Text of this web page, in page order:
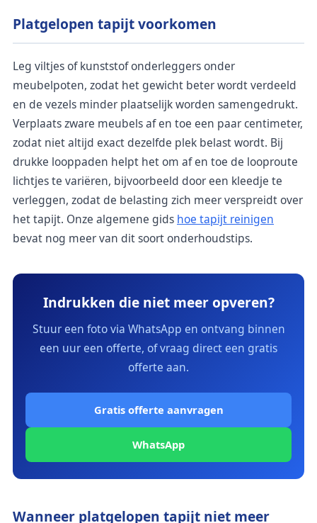
Platgelopen tapijt voorkomen
Leg viltjes of kunststof onderleggers onder
meubelpoten, zodat het gewicht beter wordt verdeeld
en de vezels minder plaatselijk worden samengedrukt.
Verplaats zware meubels af en toe een paar centimeter,
zodat niet altijd exact dezelfde plek belast wordt. Bij
drukke looppaden helpt het om af en toe de looproute
lichtjes te variëren, bijvoorbeeld door een kleedje te
verleggen, zodat de belasting zich meer verspreidt over
het tapijt. Onze algemene gids hoe tapijt reinigen
bevat nog meer van dit soort onderhoudstips.
Indrukken die niet meer opveren?
Stuur een foto via WhatsApp en ontvang binnen
een uur een offerte, of vraag direct een gratis
offerte aan.
Gratis offerte aanvragen
WhatsApp
Wanneer platgelopen tapijt niet meer